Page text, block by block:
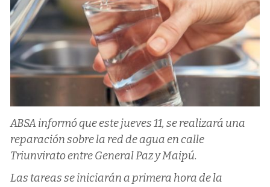
ABSA informó que este jueves 11, se realizará una
reparación sobre la red de agua en calle
Triunvirato entre General Paz y Maipú.
Las tareas se iniciarán a primera hora de la